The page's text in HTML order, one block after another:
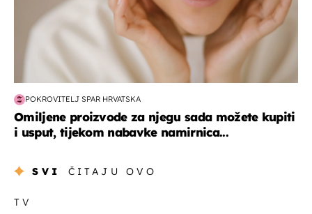
POKROVITELJ SPAR HRVATSKA
Omiljene proizvode za njegu sada možete kupiti
i usput, tijekom nabavke namirnica...
SVI ČITAJU OVO
TV